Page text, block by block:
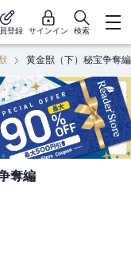
登録 サインイン 検索
黄金獣（下）秘宝争奪編
奪編